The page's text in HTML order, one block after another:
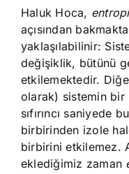
Haluk Hoca, entropi
açısından
yaklaşılabilinir:
değişiklik, bütünü
etkilemektedir.
olarak) sistemin bir
sıfırıncı saniyede
birbirinden izole
birbirini etkilemez.
eklediğimiz zaman